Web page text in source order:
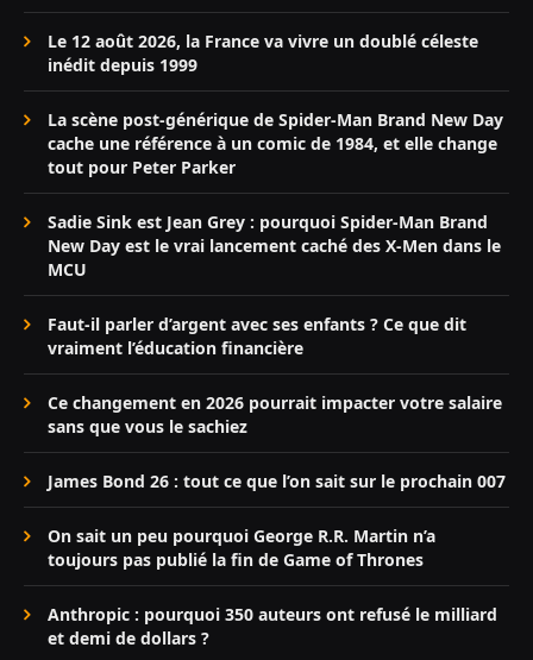
Le 12 août 2026, la France va vivre un doublé céleste
inédit depuis 1999
La scène post-générique de Spider-Man Brand New Day
cache une référence à un comic de 1984, et elle change
tout pour Peter Parker
Sadie Sink est Jean Grey : pourquoi Spider-Man Brand
New Day est le vrai lancement caché des X-Men dans le
MCU
Faut-il parler d’argent avec ses enfants ? Ce que dit
vraiment l’éducation financière
Ce changement en 2026 pourrait impacter votre salaire
sans que vous le sachiez
James Bond 26 : tout ce que l’on sait sur le prochain 007
On sait un peu pourquoi George R.R. Martin n’a
toujours pas publié la fin de Game of Thrones
Anthropic : pourquoi 350 auteurs ont refusé le milliard
et demi de dollars ?